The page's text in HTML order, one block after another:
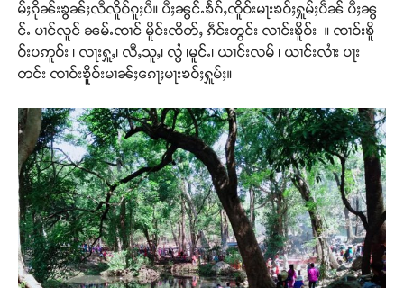
မ်ႈၵိုၼ်းၶွၼ်ႈလီလိူဝ်ၵူႈပီ။ ပီႈၼွင်ႉၶႅၵ်ႇၸိူဝ်းမႃးၶဝ်ႈႁူမ်ႈပဵၼ် ပီႈၼွ
င်ႉ ပၢင်လူင် ၼမ်ႉၸၢင် မိူင်းၸိတ်ႇ ၵဵင်းတွင်း လၢင်းၶိူဝ်း ။ ၸၢဝ်းၶိူ
ဝ်းပဢူဝ်း ၊ လႃးႁူႇ၊ လီႇသူႇ၊ လွႆ ၊မူင်ႉ၊ ယၢင်းလမ် ၊ ယၢင်းလၢႆး ပႃး
တင်း ၸၢဝ်းၶိူဝ်းမၢၼ်ႈၵေႃႈမႃးၶဝ်ႈႁူမ်ႈ။